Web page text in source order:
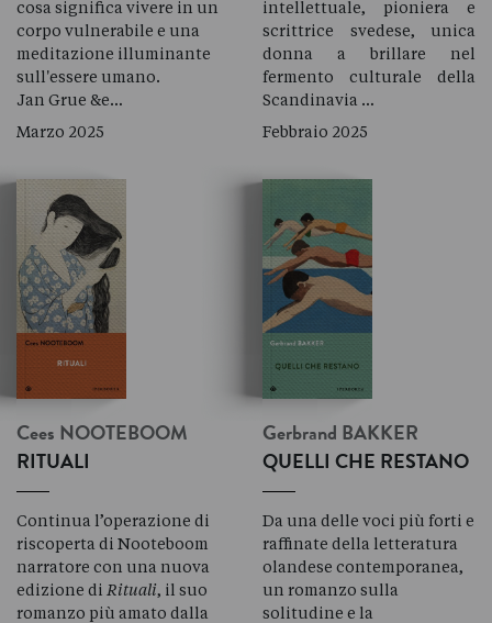
cosa significa vivere in un
corpo vulnerabile e una
meditazione illuminante
sull'essere umano.
Jan Grue &e…
Marzo 2025
intellettuale, pioniera e
scrittrice svedese, unica
donna a brillare nel
fermento culturale della
Scandinavia …
Febbraio 2025
Cees NOOTEBOOM
RITUALI
Continua l’operazione di
riscoperta di Nooteboom
narratore con una nuova
edizione di Rituali, il suo
romanzo più amato dalla
Gerbrand BAKKER
QUELLI CHE RESTANO
Da una delle voci più forti e
raffinate della letteratura
olandese contemporanea,
un romanzo sulla
solitudine e la